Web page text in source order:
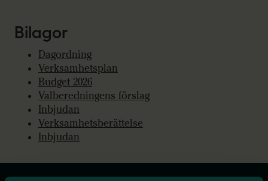
Bilagor
Dagordning
Verksamhetsplan
Budget 2026
Valberedningens förslag
Inbjudan
Verksamhetsberättelse
Inbjudan